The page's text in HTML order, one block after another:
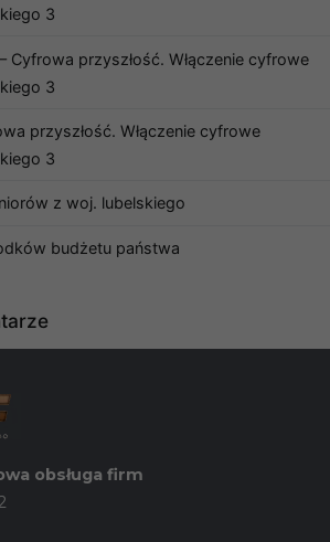
3
Cyfrowa przyszłość. Włączenie cyfrowe
3
przyszłość. Włączenie cyfrowe
3
z woj. lubelskiego
budżetu państwa
obsługa firm
nie są
opcjonalne. Są
funkcjonowania
strony
Abyśmy mogli
internetowej,